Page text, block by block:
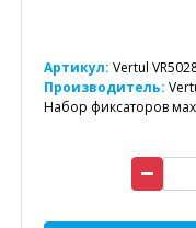
Артикул: Vertul
Производитель:
Набор фиксаторов